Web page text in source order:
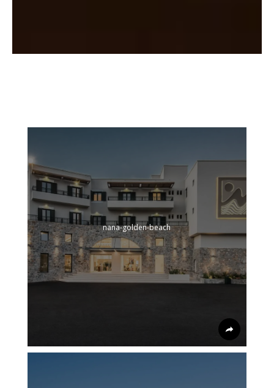
nana-golden-beach